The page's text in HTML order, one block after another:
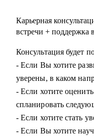
Карьерная
встречи + поддержка
Консультация будет
- Если Вы хотите
уверены, в каком
- Если хотите
спланировать
- Если хотите стать
- Если Вы хотите